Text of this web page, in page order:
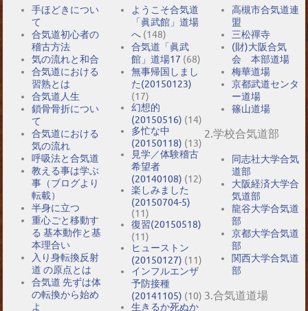
手ほどきについ
て
合気道初心者の
稽古方法
気の流れと和合
合気道における
習熟とは
合気道人生
鎖骨骨折につい
て
合気道における
気の流れ
呼吸法と合気道
教える事は学ぶ
事（ブログより
転載）
半身に立つ
重心ごと移動す
る 基本動作と基
本理合い
入り身転換反射
道 の原点とは
合気道 先ずは体
の転換から始め
よ
ようこそ合気道
「眞武館」道場
へ (148)
合気道「眞武
館」道場17 (68)
無事帰国しまし
た(20150123)
(17)
幻想的
(20150516) (14)
多忙な中
(20150118) (13)
見学／体験稽古
希望者
(20140108) (12)
楽しみました
(20150704-5)
(11)
復習(20150518)
(11)
ヒューストン
(20150127) (11)
インフルエンザ
予防接種
(20141105) (10)
生きるか死ぬか
高槻市合気道連
盟
三松禪寺
(財)大阪合気
会 本部道場
梅華道場
京都武道センタ
ー道場
篠山道場
2.学校合気道部
同志社大学合気
道部
大阪経済大学合
気道部
龍谷大学合気道
部
京都大学合気道
部
関西大学合気道
部
3.合気道道場